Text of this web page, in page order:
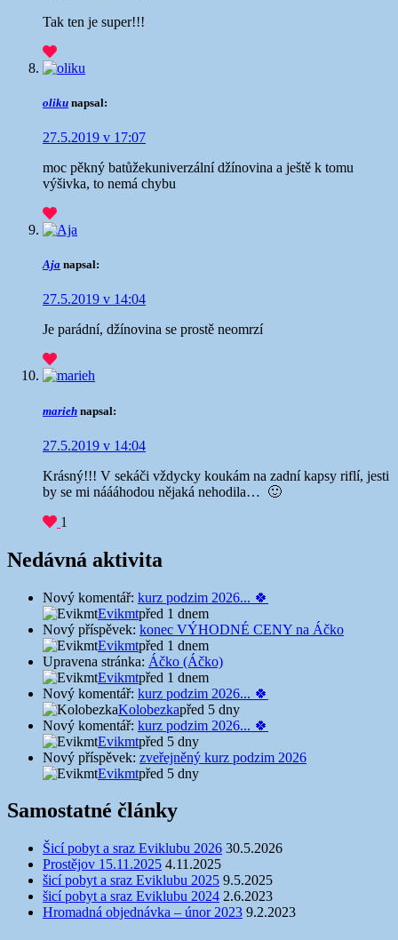
Tak ten je super!!!
oliku napsal:
27.5.2019 v 17:07
moc pěkný batůžekuniverzální džínovina a ještě k tomu
výšivka, to nemá chybu
Aja napsal:
27.5.2019 v 14:04
Je parádní, džínovina se prostě neomrzí
marieh napsal:
27.5.2019 v 14:04
Krásný!!! V sekáči vždycky koukám na zadní kapsy riflí, jesti
by se mi náááhodou nějaká nehodila… 🙂
1
Nedávná aktivita
Nový komentář: kurz podzim 2026... 🍀
Evikmtpřed 1 dnem
Nový příspěvek: konec VÝHODNÉ CENY na Áčko
Evikmtpřed 1 dnem
Upravena stránka: Áčko (Áčko)
Evikmtpřed 1 dnem
Nový komentář: kurz podzim 2026... 🍀
Kolobezkapřed 5 dny
Nový komentář: kurz podzim 2026... 🍀
Evikmtpřed 5 dny
Nový příspěvek: zveřejněný kurz podzim 2026
Evikmtpřed 5 dny
Samostatné články
Šicí pobyt a sraz Eviklubu 2026 30.5.2026
Prostějov 15.11.2025 4.11.2025
šicí pobyt a sraz Eviklubu 2025 9.5.2025
šicí pobyt a sraz Eviklubu 2024 2.6.2023
Hromadná objednávka – únor 2023 9.2.2023